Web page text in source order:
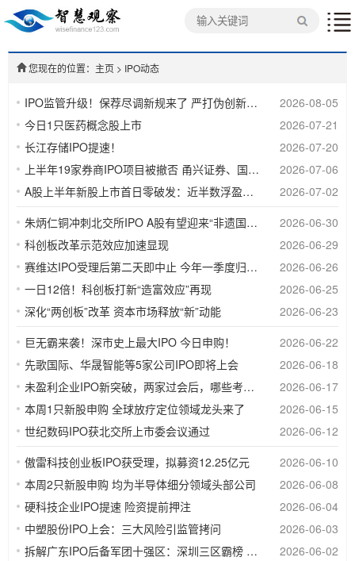
您现在的位置：主页 > IPO动态
2026-08-05
IPO监管升级！保荐尽调新规来了 严打伪创新、形式化尽调
2026-07-21
今日1只医药概念股上市
2026-07-20
长江存储IPO提速！
2026-07-06
上半年19家券商IPO项目被撤否 甬兴证券、国融证券撤否率均达100%
2026-07-02
A股上半年新股上市首日零破发：近半数浮盈过万 两股超30万
2026-06-30
朱炳仁铜冲刺北交所IPO A股有望迎来“非遗国潮第一股”
2026-06-29
科创板改革示范效应加速显现
2026-06-26
赛维达IPO受理后第二天即中止 今年一季度归母净利润同比大降约六成
2026-06-25
一日12倍！科创板打新“造富效应”再现
2026-06-23
深化“两创板”改革 资本市场释放“新”动能
2026-06-22
巨无霸来袭！深市史上最大IPO 今日申购！
2026-06-18
先歌国际、华晟智能等5家公司IPO即将上会
2026-06-17
未盈利企业IPO新突破，两家过会后，哪些考验正在眼前？
2026-06-15
本周1只新股申购 全球放疗定位领域龙头来了
2026-06-12
世纪数码IPO获北交所上市委会议通过
2026-06-10
傲雷科技创业板IPO获受理，拟募资12.25亿元
2026-06-08
本周2只新股申购 均为半导体细分领域头部公司
2026-06-04
硬科技企业IPO提速 险资提前押注
2026-06-03
中塑股份IPO上会：三大风险引监管拷问
2026-06-02
拆解广东IPO后备军团十强区：深圳三区霸榜 谁在虹吸？